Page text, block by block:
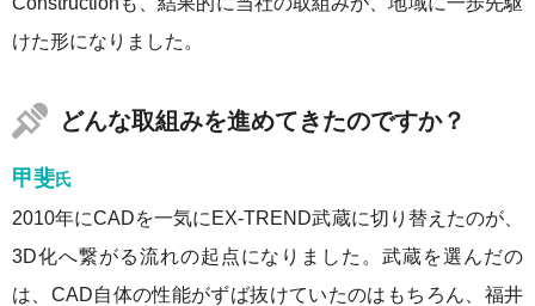
けた形になりました。
どんな取組みを進めてきたのですか？
甲斐氏
2010年にCADを一気にEX-TREND武蔵に切り替えたのが、
3D化へ繋がる流れの起点になりました。武蔵を選んだの
は、CAD自体の性能がずば抜けていたのはもちろん、福井